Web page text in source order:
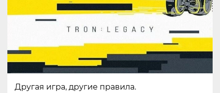
Другая игра, другие правила.